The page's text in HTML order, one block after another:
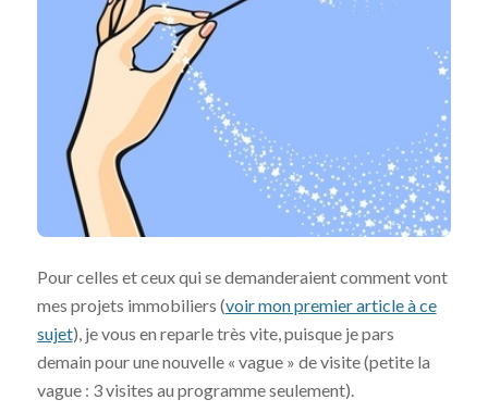
Pour celles et ceux qui se demanderaient comment vont
mes projets immobiliers (voir mon premier article à ce
sujet), je vous en reparle très vite, puisque je pars
demain pour une nouvelle « vague » de visite (petite la
vague : 3 visites au programme seulement).